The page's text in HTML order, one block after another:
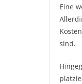
Eine
sind.